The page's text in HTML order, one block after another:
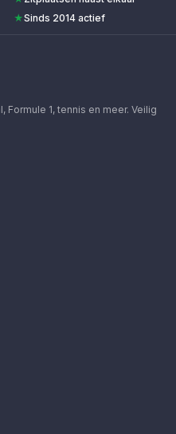
★Sinds 2014 actief
1, tennis en meer. Veilig